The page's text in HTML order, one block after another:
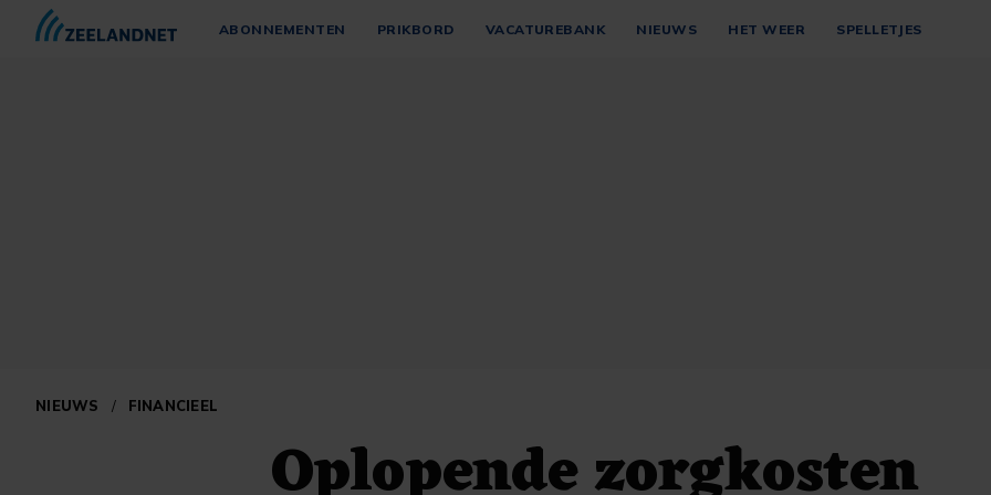
ABONNEMENTEN PRIKBORD VACATUREBANK NIEUWS HET WEER SPELLETJES
NIEUWS / FINANCIEEL